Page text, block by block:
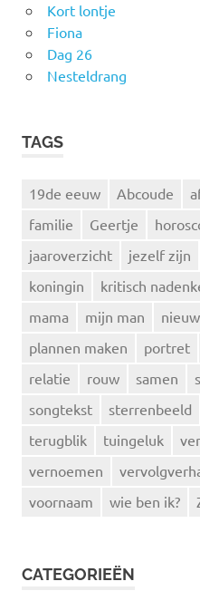
Kort lontje
Fiona
Dag 26
Nesteldrang
TAGS
19de eeuw Abcoude
familie
Geertje
jaaroverzicht
jezelf zijn
koningin
kritisch
mama
mijn man
plannen maken
portret
relatie
rouw samen
songtekst
sterrenbeeld
terugblik
tuingeluk
vernoemen
voornaam
wie ben ik?
CATEGORIEËN